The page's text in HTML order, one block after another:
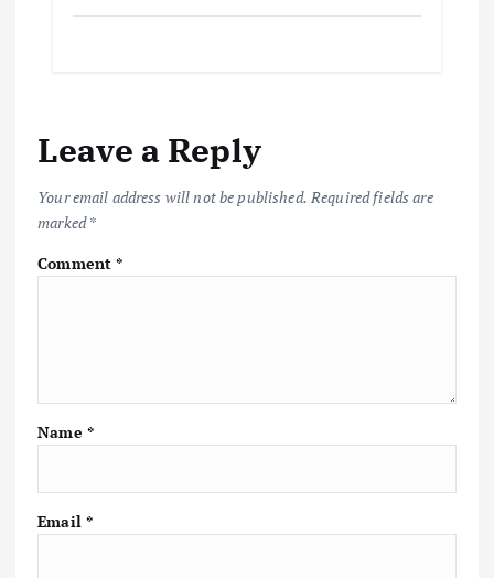
Leave a Reply
Your email address will not be published. Required fields are
marked*
Comment*
Name *
Email *